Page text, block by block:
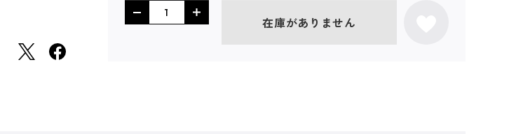
在庫がありません